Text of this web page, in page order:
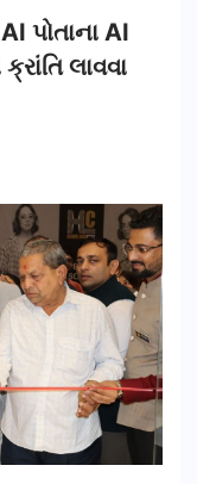
પોતાના AI
લાવવા